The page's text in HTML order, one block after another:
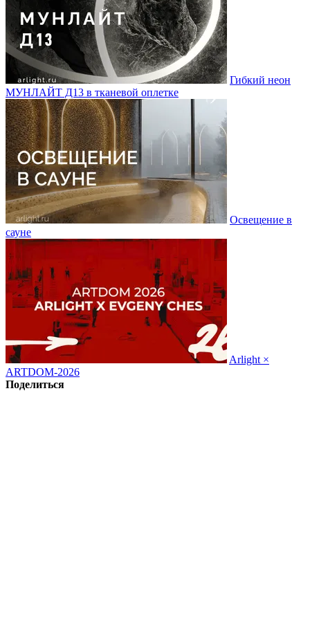
Гибкий неон
МУНЛАЙТ Д13 в тканевой оплетке
Освещение в
сауне
Arlight ×
ARTDOM-2026
Поделиться